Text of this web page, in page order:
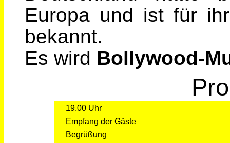
Europa und ist für
bekannt.
Es wird Bollywood-
19.00 Uhr
Empfang der Gäste
Begrüßung